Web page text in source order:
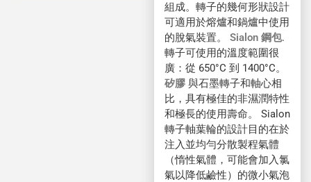
組成。轉子的幾何形狀設計
可適用於熔爐和鍋爐中使用
的脫氣裝置。 Sialon 鋼包.
轉子可使用的溫度範圍很
廣：從 650°C 到 1400°C。
矽膠與石墨轉子和軸心相
比，具有極佳的非濕潤特性
和極長的使用壽命。 Sialon
轉子軸葉輪的設計目的在於
注入並均勻分散製程氣體
（惰性氣體，可能會加入氯
氣以降低鹼性）的微小氣泡